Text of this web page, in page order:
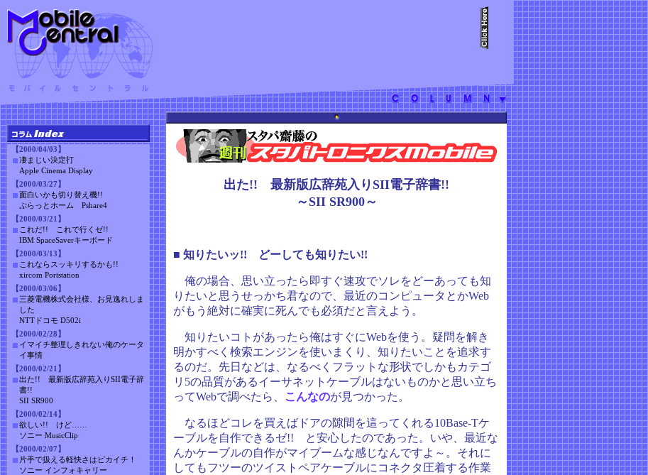
【2000/04/03】
凄まじい決定打
Apple Cinema Display
【2000/03/27】
面白いかも切り替え機!!
ぷらっとホーム Pshare4
【2000/03/21】
これだ!! これで行くゼ!!
IBM SpaceSaverキーボード
【2000/03/13】
これならスッキリするかも!!
xircom Portstation
【2000/03/06】
三菱電機株式会社様、お見逸れしま
した
NTTドコモ D502i
【2000/02/28】
イマイチ整理しきれない俺のケータ
イ事情
【2000/02/21】
出た!! 最新版広辞苑入りSII電子辞
書!!
SII SR900
【2000/02/14】
欲しい!! けど……
ソニー MusicClip
【2000/02/07】
片手で扱える軽快さはピカイチ！
ソニー インフォキャリー
出た!! 最新版広辞苑入りSII電子辞書!!
～SII SR900～
■ 知りたいッ!! どーしても知りたい!!
俺の場合、思い立ったら即すぐ速攻でソレをどーあっても知
りたいと思うせっかち君なので、最近のコンピュータとかWeb
がもう絶対に確実に死んでも必須だと言えよう。
知りたいコトがあったら俺はすぐにWebを使う。疑問を解き
明かすべく検索エンジンを使いまくり、知りたいことを追求す
るのだ。先日などは、なるべくフラットな形状でしかもカテゴ
リ5の品質があるイーサネットケーブルはないものかと思い立ち
ってWebで調べたら、
こんなのが見つかった。
なるほどコレを買えばドアの隙間を這ってくれる10Base-Tケ
ーブルを自作できるゼ!! と安心したのであった。いや、最近な
んかケーブルの自作がマイブームな感じなんですよ～。それに
してもフツーのツイストペアケーブルにコネクタ圧着する作業